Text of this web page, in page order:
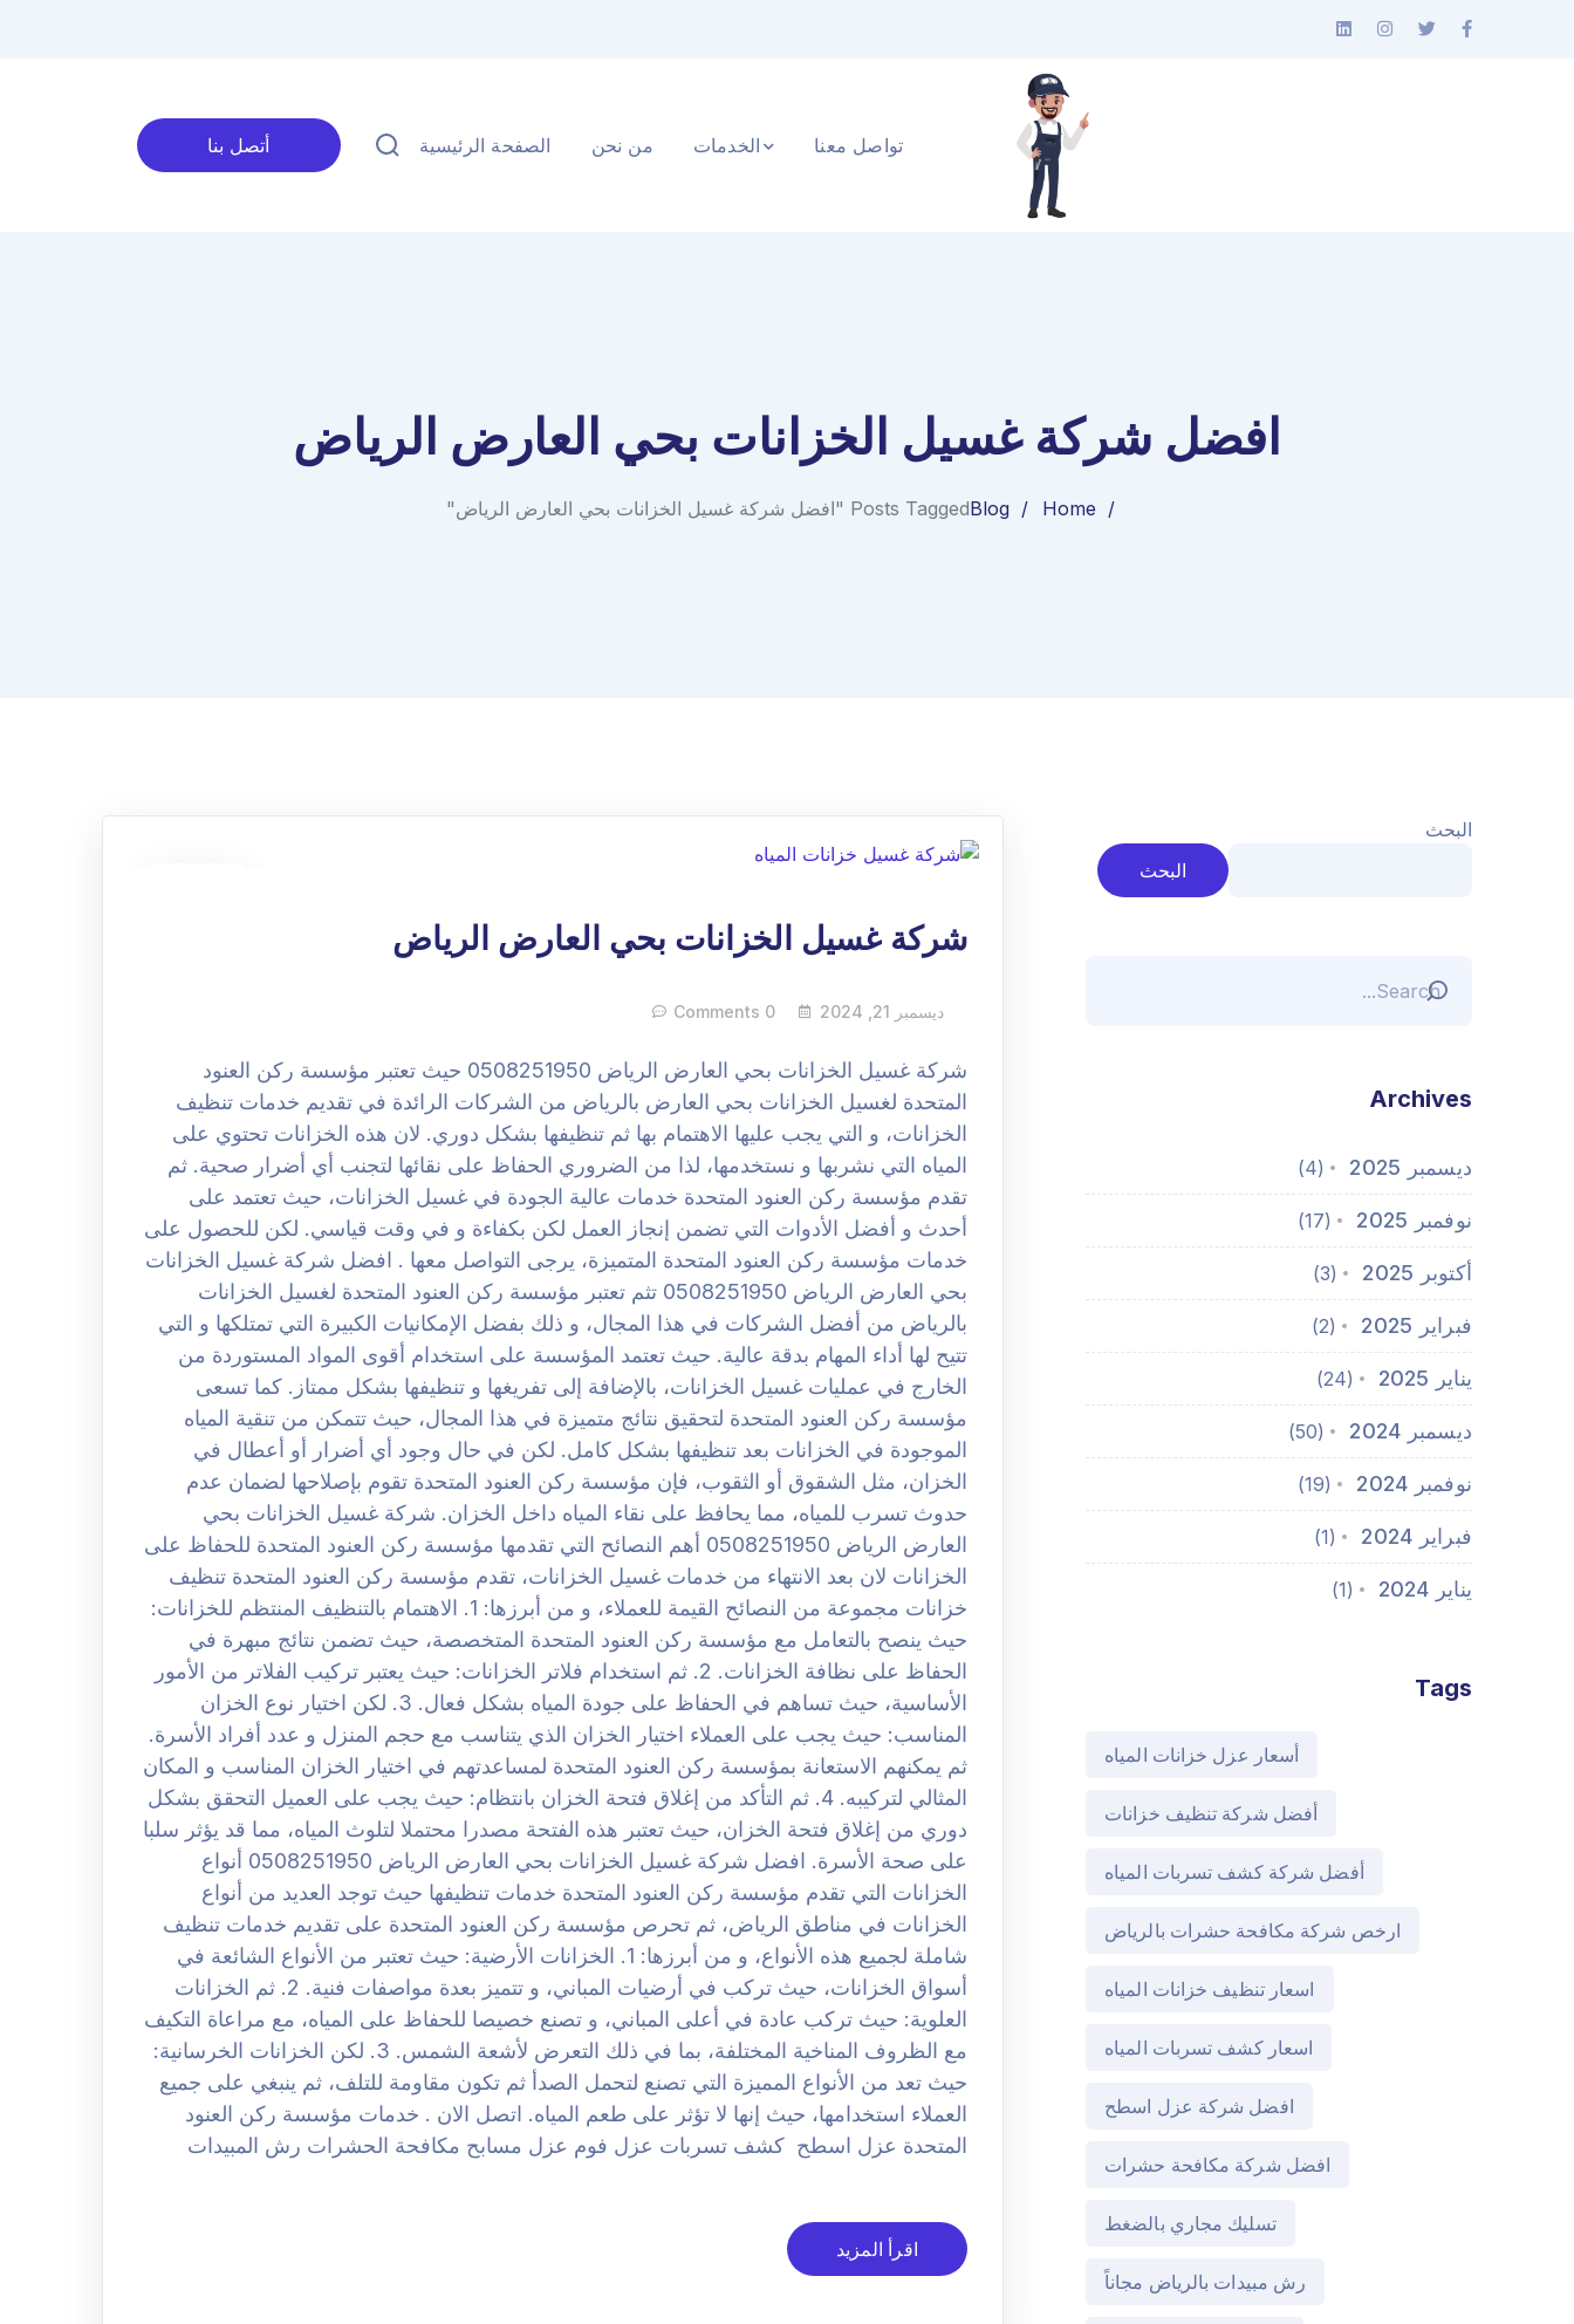
الصفحة الرئيسية من نحن الخدمات تواصل معنا أتصل بنا
افضل شركة غسيل الخزانات بحي العارض الرياض
Home
BlogPosts Tagged "افضل شركة غسيل الخزانات بحي العارض الرياض"
شركة غسيل الخزانات بحي العارض الرياض
ديسمبر 21, 2024 0 Comments
شركة غسيل الخزانات بحي العارض الرياض 0508251950 حيث تعتبر مؤسسة ركن العنود
المتحدة لغسيل الخزانات بحي العارض بالرياض من الشركات الرائدة في تقديم خدمات تنظيف
الخزانات، و التي يجب عليها الاهتمام بها ثم تنظيفها بشكل دوري. لان هذه الخزانات تحتوي على
المياه التي نشربها و نستخدمها، لذا من الضروري الحفاظ على نقائها لتجنب أي أضرار صحية. ثم
تقدم مؤسسة ركن العنود المتحدة خدمات عالية الجودة في غسيل الخزانات، حيث تعتمد على
أحدث و أفضل الأدوات التي تضمن إنجاز العمل لكن بكفاءة و في وقت قياسي. لكن للحصول على
خدمات مؤسسة ركن العنود المتحدة المتميزة، يرجى التواصل معها . افضل شركة غسيل الخزانات
بحي العارض الرياض 0508251950 تثم تعتبر مؤسسة ركن العنود المتحدة لغسيل الخزانات
بالرياض من أفضل الشركات في هذا المجال، و ذلك بفضل الإمكانيات الكبيرة التي تمتلكها و التي
تتيح لها أداء المهام بدقة عالية. حيث تعتمد المؤسسة على استخدام أقوى المواد المستوردة من
الخارج في عمليات غسيل الخزانات، بالإضافة إلى تفريغها و تنظيفها بشكل ممتاز. كما تسعى
مؤسسة ركن العنود المتحدة لتحقيق نتائج متميزة في هذا المجال، حيث تتمكن من تنقية المياه
الموجودة في الخزانات بعد تنظيفها بشكل كامل. لكن في حال وجود أي أضرار أو أعطال في
الخزان، مثل الشقوق أو الثقوب، فإن مؤسسة ركن العنود المتحدة تقوم بإصلاحها لضمان عدم
حدوث تسرب للمياه، مما يحافظ على نقاء المياه داخل الخزان. شركة غسيل الخزانات بحي
العارض الرياض 0508251950 أهم النصائح التي تقدمها مؤسسة ركن العنود المتحدة للحفاظ على
الخزانات لان بعد الانتهاء من خدمات غسيل الخزانات، تقدم مؤسسة ركن العنود المتحدة تنظيف
خزانات مجموعة من النصائح القيمة للعملاء، و من أبرزها: 1. الاهتمام بالتنظيف المنتظم للخزانات:
حيث ينصح بالتعامل مع مؤسسة ركن العنود المتحدة المتخصصة، حيث تضمن نتائج مبهرة في
الحفاظ على نظافة الخزانات. 2. ثم استخدام فلاتر الخزانات: حيث يعتبر تركيب الفلاتر من الأمور
الأساسية، حيث تساهم في الحفاظ على جودة المياه بشكل فعال. 3. لكن اختيار نوع الخزان
المناسب: حيث يجب على العملاء اختيار الخزان الذي يتناسب مع حجم المنزل و عدد أفراد الأسرة.
ثم يمكنهم الاستعانة بمؤسسة ركن العنود المتحدة لمساعدتهم في اختيار الخزان المناسب و المكان
المثالي لتركيبه. 4. ثم التأكد من إغلاق فتحة الخزان بانتظام: حيث يجب على العميل التحقق بشكل
دوري من إغلاق فتحة الخزان، حيث تعتبر هذه الفتحة مصدرا محتملا لتلوث المياه، مما قد يؤثر سلبا
على صحة الأسرة. افضل شركة غسيل الخزانات بحي العارض الرياض 0508251950 أنواع
الخزانات التي تقدم مؤسسة ركن العنود المتحدة خدمات تنظيفها حيث توجد العديد من أنواع
الخزانات في مناطق الرياض، ثم تحرص مؤسسة ركن العنود المتحدة على تقديم خدمات تنظيف
شاملة لجميع هذه الأنواع، و من أبرزها: 1. الخزانات الأرضية: حيث تعتبر من الأنواع الشائعة في
أسواق الخزانات، حيث تركب في أرضيات المباني، و تتميز بعدة مواصفات فنية. 2. ثم الخزانات
العلوية: حيث تركب عادة في أعلى المباني، و تصنع خصيصا للحفاظ على المياه، مع مراعاة التكيف
مع الظروف المناخية المختلفة، بما في ذلك التعرض لأشعة الشمس. 3. لكن الخزانات الخرسانية:
حيث تعد من الأنواع المميزة التي تصنع لتحمل الصدأ ثم تكون مقاومة للتلف، ثم ينبغي على جميع
العملاء استخدامها، حيث إنها لا تؤثر على طعم المياه. اتصل الان . خدمات مؤسسة ركن العنود
المتحدة عزل اسطح كشف تسربات عزل فوم عزل مسابح مكافحة الحشرات رش المبيدات
اقرأ المزيد
البحث
البحث
Archives
ديسمبر 2025 (4)
نوفمبر 2025 (17)
أكتوبر 2025 (3)
فبراير 2025 (2)
يناير 2025 (24)
ديسمبر 2024 (50)
نوفمبر 2024 (19)
فبراير 2024 (1)
يناير 2024 (1)
Tags
أسعار عزل خزانات المياه
أفضل شركة تنظيف خزانات
أفضل شركة كشف تسربات المياه
ارخص شركة مكافحة حشرات بالرياض
اسعار تنظيف خزانات المياه
اسعار كشف تسربات المياه
افضل شركة عزل اسطح
افضل شركة مكافحة حشرات
تسليك مجاري بالضغط
رش مبيدات بالرياض مجاناً